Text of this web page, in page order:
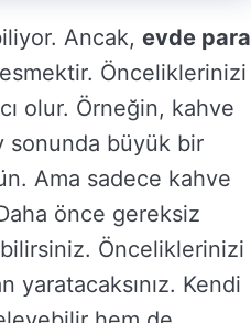
Ancak, evde para
Önceliklerinizi
olur. Örneğin, kahve
sonunda büyük bir
Ama sadece kahve
önce gereksiz
Önceliklerinizi
yaratacaksınız. Kendi